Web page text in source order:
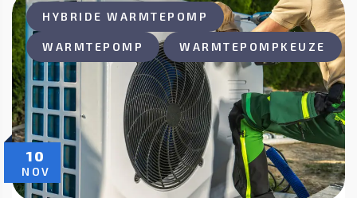
10
NOV
HYBRIDE WARMTEPOMP
WARMTEPOMP WARMTEPOMPKEUZE